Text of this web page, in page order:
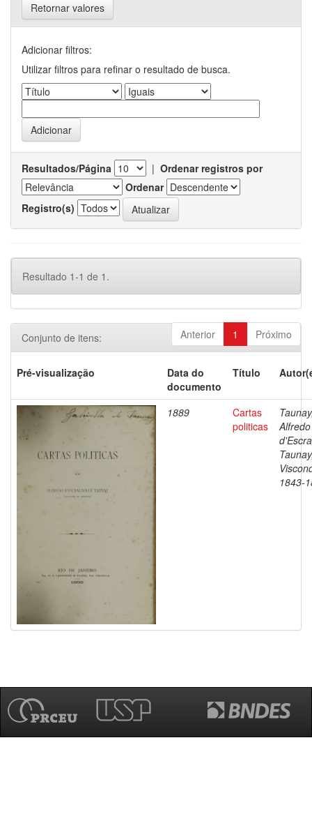
Retornar valores
Adicionar filtros:
Utilizar filtros para refinar o resultado de busca.
Resultados/Página | Ordenar registros por
Ordenar
Registro(s)
Resultado 1-1 de 1.
Anterior 1 Próximo
Conjunto de itens:
Pré-visualização
Data do
documento
Título
1889
Cartas
politicas
Alfredo
1843-